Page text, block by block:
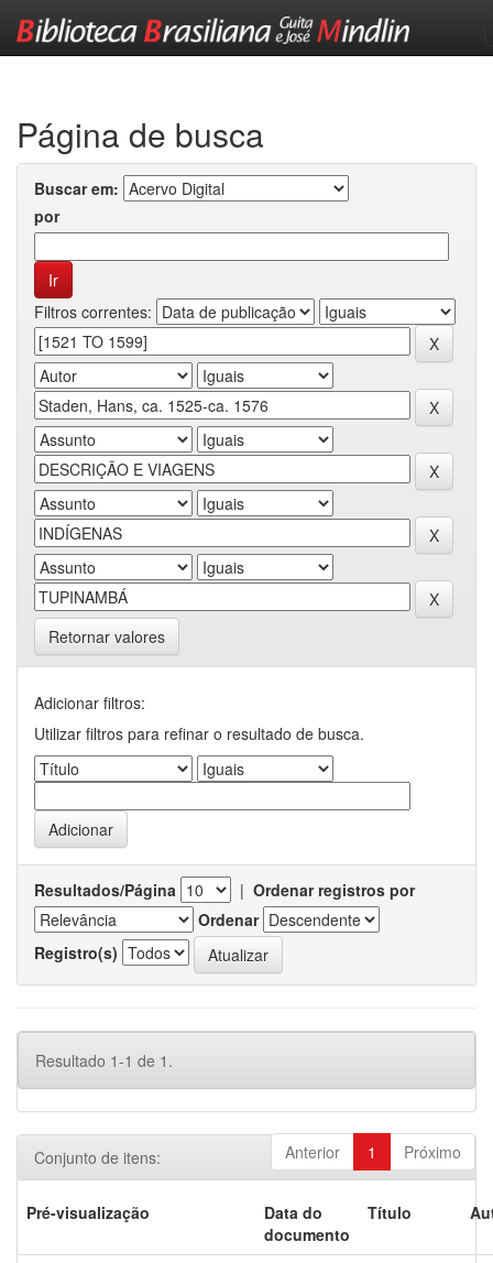
Página de busca
Buscar em:
por
Filtros correntes:
Retornar valores
Adicionar filtros:
Utilizar filtros para refinar o resultado de busca.
Resultados/Página | Ordenar registros por
Ordenar
Registro(s)
Resultado 1-1 de 1.
Anterior 1 Próximo
Conjunto de itens:
Pré-visualização
Data do
documento
Título